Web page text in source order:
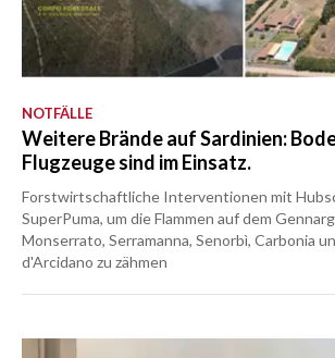
NOTFÄLLE
Weitere Brände auf Sardinien:
Flugzeuge sind im Einsatz.
Forstwirtschaftliche Interventionen mit
SuperPuma, um die Flammen auf dem
Monserrato, Serramanna, Senorbì, Carbonia
d'Arcidano zu zähmen